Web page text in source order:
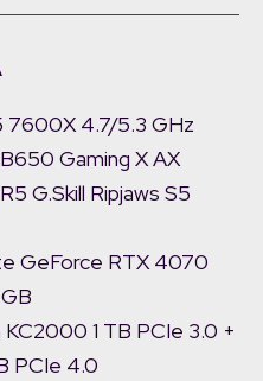
7600X 4.7/5.3 GHz
Gaming X AX
G.Skill Ripjaws S5
GeForce RTX 4070
1 TB PCIe 3.0 +
PCIe 4.0